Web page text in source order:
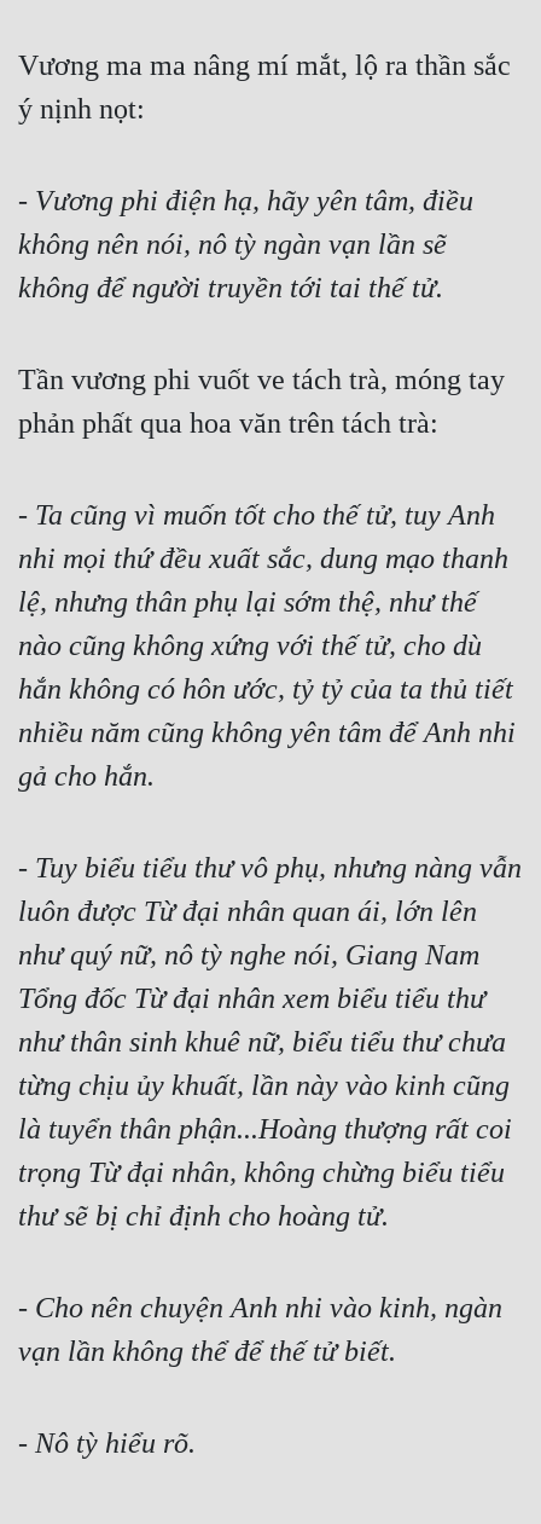
Vương ma ma nâng mí mắt, lộ ra thần sắc
ý nịnh nọt:
- Vương phi điện hạ, hãy yên tâm, điều
không nên nói, nô tỳ ngàn vạn lần sẽ
không để người truyền tới tai thế tử.
Tần vương phi vuốt ve tách trà, móng tay
phản phất qua hoa văn trên tách trà:
- Ta cũng vì muốn tốt cho thế tử, tuy Anh
nhi mọi thứ đều xuất sắc, dung mạo thanh
lệ, nhưng thân phụ lại sớm thệ, như thế
nào cũng không xứng với thế tử, cho dù
hắn không có hôn ước, tỷ tỷ của ta thủ tiết
nhiều năm cũng không yên tâm để Anh nhi
gả cho hắn.
- Tuy biểu tiểu thư vô phụ, nhưng nàng vẫn
luôn được Từ đại nhân quan ái, lớn lên
như quý nữ, nô tỳ nghe nói, Giang Nam
Tổng đốc Từ đại nhân xem biểu tiểu thư
như thân sinh khuê nữ, biểu tiểu thư chưa
từng chịu ủy khuất, lần này vào kinh cũng
là tuyển thân phận...Hoàng thượng rất coi
trọng Từ đại nhân, không chừng biểu tiểu
thư sẽ bị chỉ định cho hoàng tử.
- Cho nên chuyện Anh nhi vào kinh, ngàn
vạn lần không thể để thế tử biết.
- Nô tỳ hiểu rõ.